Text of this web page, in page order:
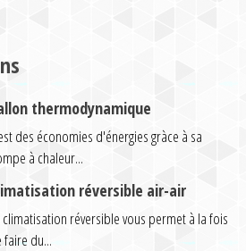
thermodynamique
des économies d'énergies gràce à sa
à chaleur...
réversible air-air
climatisation réversible vous permet à la fois
faire du...